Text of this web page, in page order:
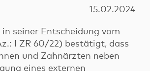
15.02.2024
seiner Entscheidung vom
I ZR 60/22) bestätigt, dass
und Zahnärzten neben
eines externen